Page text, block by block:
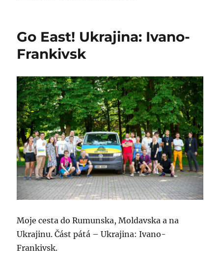
Go East! Ukrajina: Ivano-
Frankivsk
Moje cesta do Rumunska, Moldavska a na
Ukrajinu. Část pátá – Ukrajina: Ivano-
Frankivsk.